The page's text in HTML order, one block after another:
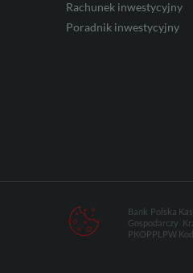
Rachunek inwestycyjny
Poradnik inwestycyjny
Bank Polska
Gospodarczy
PKOPPLPW